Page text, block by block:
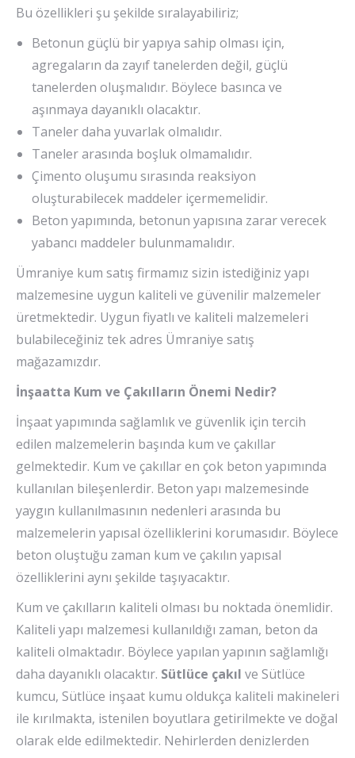
Bu özellikleri şu şekilde sıralayabiliriz;
Betonun güçlü bir yapıya sahip olması için,
agregaların da zayıf tanelerden değil, güçlü
tanelerden oluşmalıdır. Böylece basınca ve
aşınmaya dayanıklı olacaktır.
Taneler daha yuvarlak olmalıdır.
Taneler arasında boşluk olmamalıdır.
Çimento oluşumu sırasında reaksiyon
oluşturabilecek maddeler içermemelidir.
Beton yapımında, betonun yapısına zarar verecek
yabancı maddeler bulunmamalıdır.
Ümraniye kum satış firmamız sizin istediğiniz yapı
malzemesine uygun kaliteli ve güvenilir malzemeler
üretmektedir. Uygun fiyatlı ve kaliteli malzemeleri
bulabileceğiniz tek adres Ümraniye satış
mağazamızdır.
İnşaatta Kum ve Çakılların Önemi Nedir?
İnşaat yapımında sağlamlık ve güvenlik için tercih
edilen malzemelerin başında kum ve çakıllar
gelmektedir. Kum ve çakıllar en çok beton yapımında
kullanılan bileşenlerdir. Beton yapı malzemesinde
yaygın kullanılmasının nedenleri arasında bu
malzemelerin yapısal özelliklerini korumasıdır. Böylece
beton oluştuğu zaman kum ve çakılın yapısal
özelliklerini aynı şekilde taşıyacaktır.
Kum ve çakılların kaliteli olması bu noktada önemlidir.
Kaliteli yapı malzemesi kullanıldığı zaman, beton da
kaliteli olmaktadır. Böylece yapılan yapının sağlamlığı
daha dayanıklı olacaktır. Sütlüce çakıl ve Sütlüce
kumcu, Sütlüce inşaat kumu oldukça kaliteli makineleri
ile kırılmakta, istenilen boyutlara getirilmekte ve doğal
olarak elde edilmektedir. Nehirlerden denizlerden